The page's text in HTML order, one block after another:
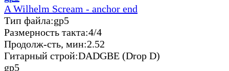
A Wilhelm Scream - anchor end
Тип файла:gp5
Размерность такта:4/4
Продолж-сть, мин:2.52
Гитарный строй:DADGBE (Drop D)
gp5